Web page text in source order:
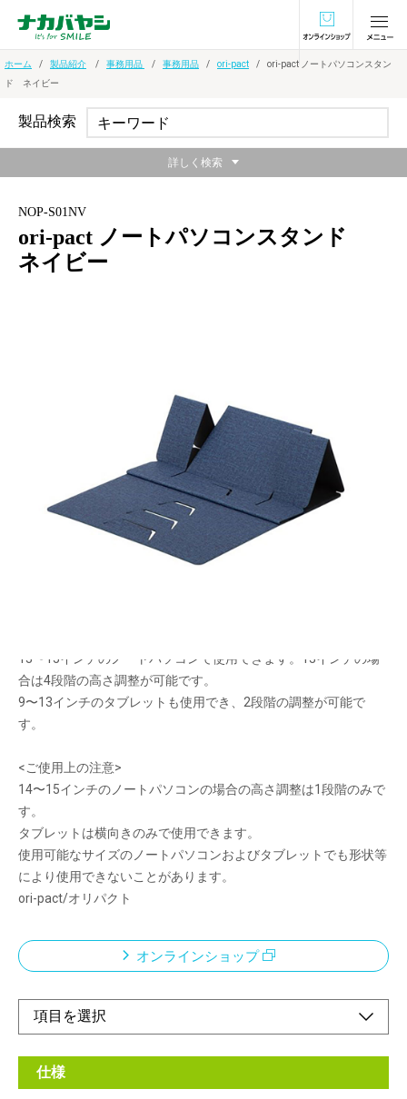
オンラインショ
ホーム 製品紹介 事務用品 事務用品 ori-pact
ori-pact ノートパソコンスタン
ド ネイビー
NOP-S01NV
ori-pact ノートパソコンスタンド
ネイビー
たためる・はこべる・しまえる フリーアドレス
やシェアオフィスに最適なグッズ
メーカー希望小売価格：
¥4,320+ 税
折りたたむと持ち運びや収納しやすい超薄型のノートパソコンス
13〜15インチのノートパソコンで使用できます。13インチの場
合は4段階の高さ調整が可能です。
9〜13インチのタブレットも使用でき、2段階の調整が可能で
す。
<ご使用上の注意>
14〜15インチのノートパソコンの場合の高さ調整は1段階のみで
す。
タブレットは横向きのみで使用できます。
使用可能なサイズのノートパソコンおよびタブレットでも形状等
により使用できないことがあります。
ori-pact/オリパクト
オンラインショップ
仕様
製品検索
詳しく検索